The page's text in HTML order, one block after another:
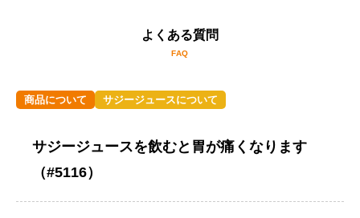
よくある質問
商品について サジージュースについて
サジージュースを飲むと胃が痛くなります
（#5116）